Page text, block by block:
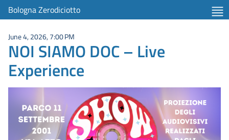
Bologna Zerodiciotto
June 4, 2026, 7:00 PM
NOI SIAMO DOC – Live
Experience